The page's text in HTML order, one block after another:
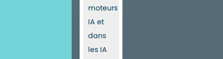
moteurs
IA et
dans
les IA